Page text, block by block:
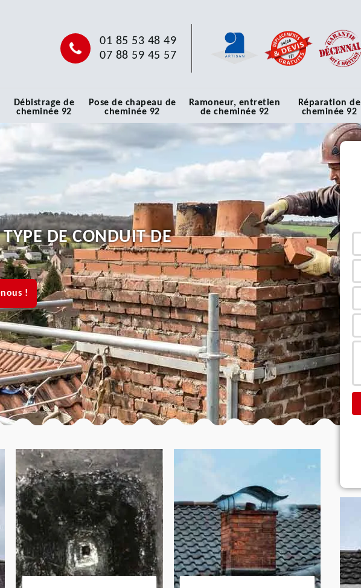
01 85 53 48 49
07 88 59 45 57
Débistrage de
cheminée 92
Pose de chapeau de
cheminée 92
Ramoneur, entretien
de cheminée 92
Réparation de
cheminée 92
DE CONDUIT DE
!